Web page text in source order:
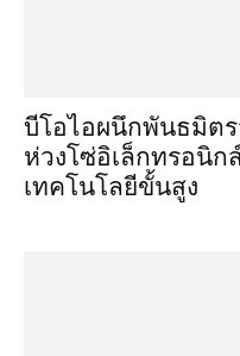
บีโอไอผนึกพันธมิตร
ห่วงโซ่อิเล็กทรอนิ
เทคโนโลยีขั้นสูง